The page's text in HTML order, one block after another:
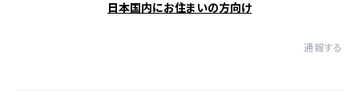
日本国内にお住まいの方向け
通報する